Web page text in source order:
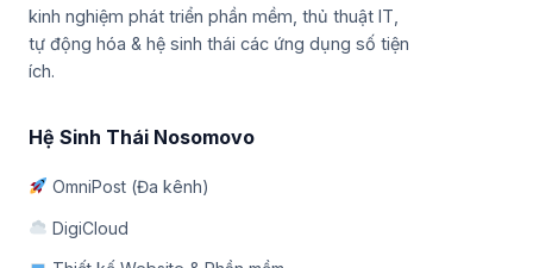
kinh nghiệm phát triển phần mềm, thủ thuật IT,
tự động hóa & hệ sinh thái các ứng dụng số tiện
ích.
Hệ Sinh Thái Nosomovo
OmniPost (Đa kênh)
DigiCloud